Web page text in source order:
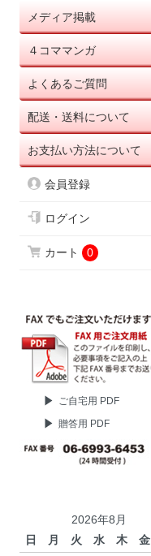
メディア掲載
４コママンガ
よくあるご質問
配送・送料について
お支払い方法について
会員登録
ログイン
カート 0
ご自宅用 PDF
贈答用 PDF
2026年8月
日
月 火 水 木 金